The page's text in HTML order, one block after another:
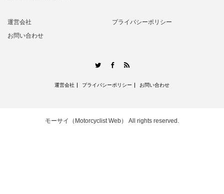
運営会社
プライバシーポリシー
お問い合わせ
TwitterFacebook
運営会社 プライバシーポリシー お問い合わせ
モーサイ（Motorcyclist Web） All rights reserved.